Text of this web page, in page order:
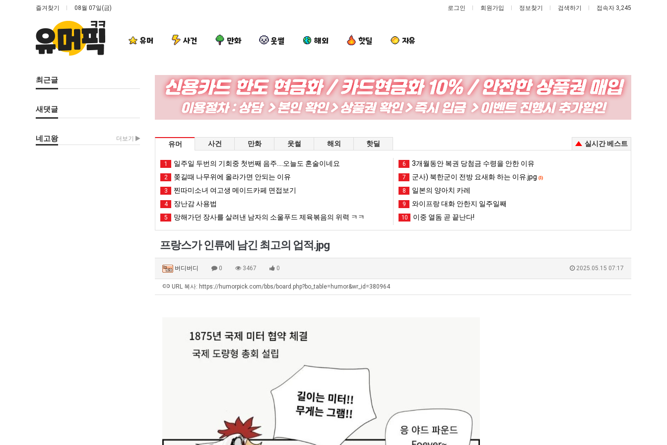
즐겨찾기 08월 07일(금) 로그인 회원가입 정보찾기 검색하기 접속자 3,245
유머 사건 만화 웃썰 해외 핫딜 자유
최근글
새댓글
네고왕 더보기
유머 사건 만화 웃썰 해외 핫딜 실시간 베스트
1 일주일 두번의 기회중 첫번째 음주....오늘도 혼술이네요
2 쫒길때 나무위에 올라가면 안되는 이유
3 찐따미소녀 여고생 메이드카페 면접보기
4 장난감 사용법
5 망해가던 장사를 살려낸 남자의 소울푸드 제육볶음의 위력 ㅋㅋ
6 3개월동안 복권 당첨금 수령을 안한 이유
7 군사) 북한군이 전방 요새화 하는 이유.jpg (1)
8 일본의 양아치 카레
9 와이프랑 대화 안한지 일주일째
10 이중 열돔 곧 끝난다!
프랑스가 인류에 남긴 최고의 업적.jpg
버디버디 0 3467 0 2025.05.15 07:17
URL 복사: https://humorpick.com/bbs/board.php?bo_table=humor&wr_id=380964